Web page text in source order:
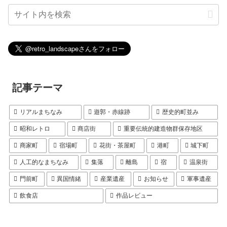
記事テーマ
リアルまちなみ 遊郭・赤線跡 歴史的町並み
昭和レトロ 商店街 重要伝統的建造物群保存地区
商家町 宿場町 花街・茶屋町 港町 城下町
人工的なまちなみ 集落 離島 宿 温泉街
門前町 異国情緒 産業遺産 お知らせ 軍事遺産
飲食店 作品レビュー